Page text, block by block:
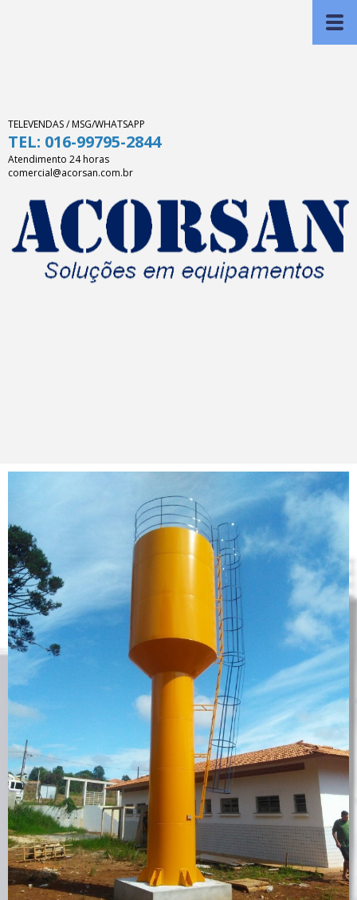
TELEVENDAS / MSG/WHATSAPP
TEL: 016-99795-2844
Atendimento 24 horas
comercial@acorsan.com.br